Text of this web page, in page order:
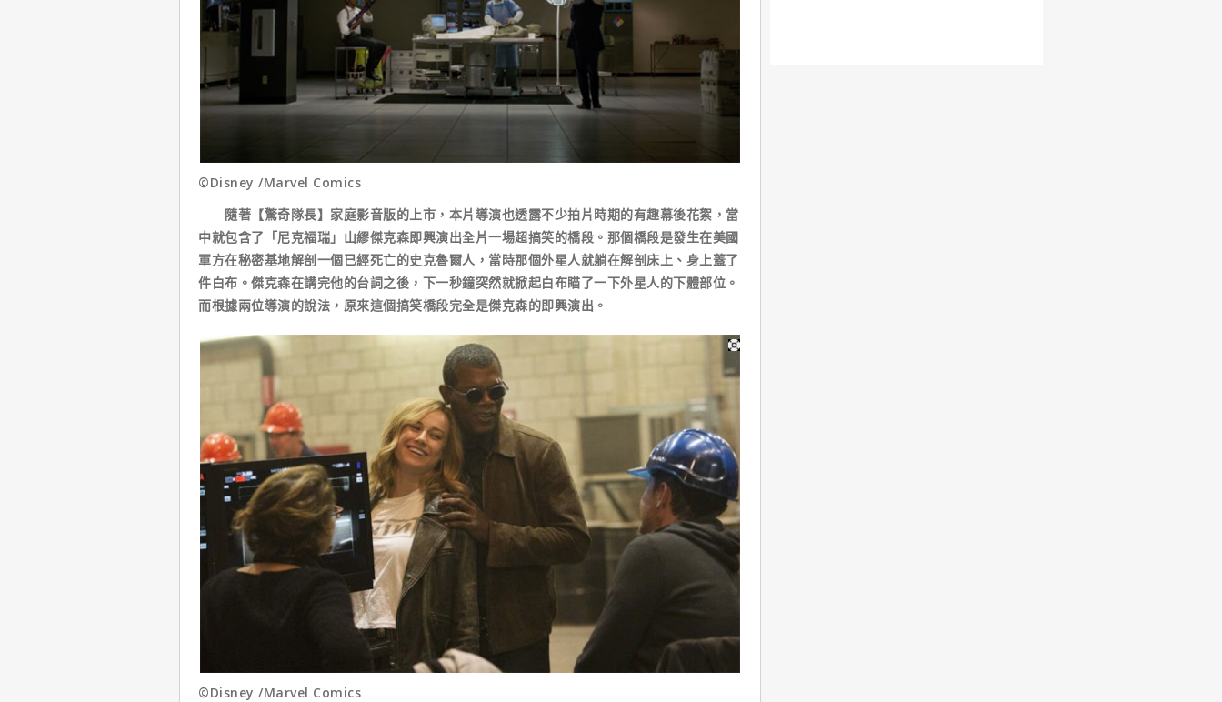
©Disney /Marvel Comics
隨著【驚奇隊長】家庭影音版的上市，本片導演也透露不少拍片時期的有趣幕後花絮，當
中就包含了「尼克福瑞」山繆傑克森即興演出全片一場超搞笑的橋段。那個橋段是發生在美國
軍方在秘密基地解剖一個已經死亡的史克魯爾人，當時那個外星人就躺在解剖床上、身上蓋了
件白布。傑克森在講完他的台詞之後，下一秒鐘突然就掀起白布瞄了一下外星人的下體部位。
而根據兩位導演的說法，原來這個搞笑橋段完全是傑克森的即興演出。
©Disney /Marvel Comics